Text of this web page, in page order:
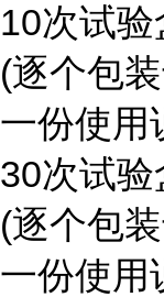
10次试
(逐个包
一份使用
30次试
(逐个包
一份使用